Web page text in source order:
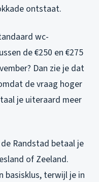
ontstaat.
wc-
de €250 en €275
Dan zie je dat
de vraag hoger
je uiteraard meer
Randstad betaal je
of Zeeland.
basisklus, terwijl je in